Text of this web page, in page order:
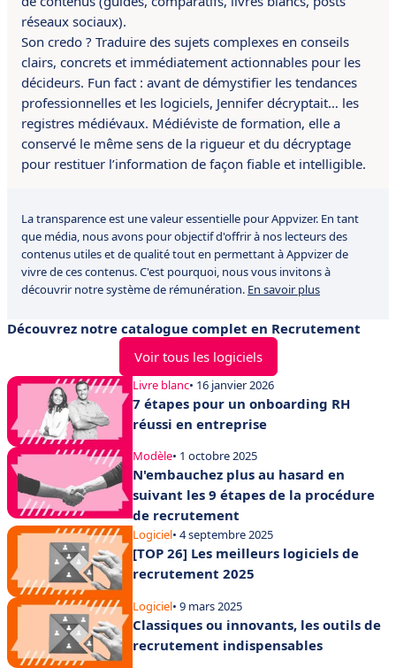
réseaux sociaux).
Son credo ? Traduire des sujets complexes en conseils
clairs, concrets et immédiatement actionnables pour les
décideurs. Fun fact : avant de démystifier les tendances
professionnelles et les logiciels, Jennifer décryptait… les
registres médiévaux. Médiéviste de formation, elle a
conservé le même sens de la rigueur et du décryptage
pour restituer l’information de façon fiable et intelligible.
La transparence est une valeur essentielle pour Appvizer. En tant
que média, nous avons pour objectif d'offrir à nos lecteurs des
contenus utiles et de qualité tout en permettant à Appvizer de
vivre de ces contenus. C'est pourquoi, nous vous invitons à
découvrir notre système de rémunération. En savoir plus
Découvrez notre catalogue complet en Recrutement
Voir tous les logiciels
Livre blanc• 16 janvier 2026
7 étapes pour un onboarding RH
réussi en entreprise
Modèle• 1 octobre 2025
N'embauchez plus au hasard en
suivant les 9 étapes de la procédure
de recrutement
Logiciel• 4 septembre 2025
[TOP 26] Les meilleurs logiciels de
recrutement 2025
Logiciel• 9 mars 2025
Classiques ou innovants, les outils de
recrutement indispensables